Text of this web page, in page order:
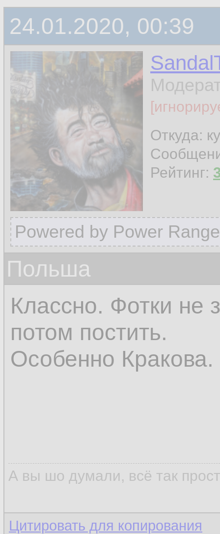
24.01.2020, 00:39
Откуда:
Рейтинг:
Powered by Power
Польша
Классно. Фотки не
потом постить.
Особенно Кракова.
А вы шо думали, всё так
Цитировать для копирования